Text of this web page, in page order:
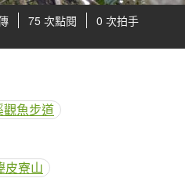
75 次點閱 0 次拍手
觀魚步道
皮寮山